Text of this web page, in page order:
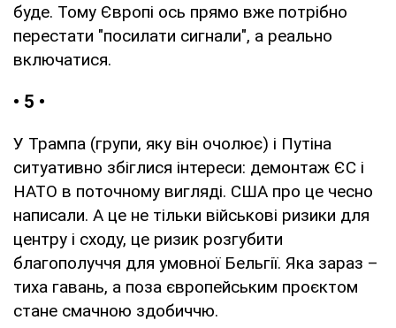
буде. Тому Європі ось прямо вже потрібно
перестати "посилати сигнали", а реально
включатися.
• 5 •
У Трампа (групи, яку він очолює) і Путіна
ситуативно збіглися інтереси: демонтаж ЄС і
НАТО в поточному вигляді. США про це чесно
написали. А це не тільки військові ризики для
центру і сходу, це ризик розгубити
благополуччя для умовної Бельгії. Яка зараз –
тиха гавань, а поза європейським проєктом
стане смачною здобиччю.